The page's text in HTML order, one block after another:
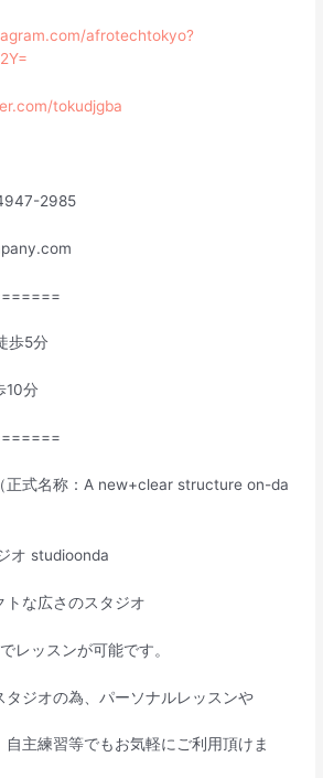
afrotechtokyo?
tokudjgba
2985
歩5分
10分
正式名称：A new+clear structure on-da
オ studioonda
な広さのスタジオ
レッスンが可能です。
タジオの為、パーソナルレッスンや
主練習等でもお気軽にご利用頂けま